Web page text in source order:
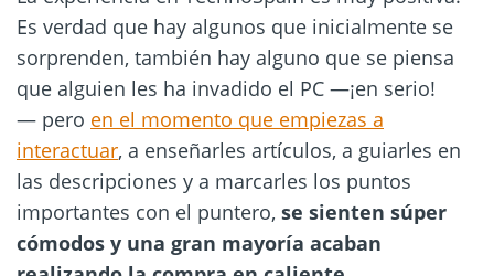
Es verdad que hay algunos que inicialmente se
sorprenden, también hay alguno que se piensa
que alguien les ha invadido el PC —¡en serio!
— pero en el momento que empiezas a
interactuar, a enseñarles artículos, a guiarles en
las descripciones y a marcarles los puntos
importantes con el puntero, se sienten súper
cómodos y una gran mayoría acaban